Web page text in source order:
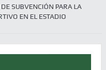
SUBVENCIÓN PARA LA
EN EL ESTADIO